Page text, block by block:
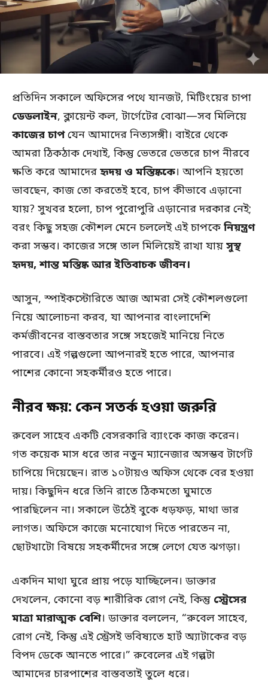
প্রতিদিন সকালে অফিসের পথে যানজট, মিটিংয়ের চাপা
ডেডলাইন, ক্লায়েন্ট কল, টার্গেটের বোঝা—সব মিলিয়ে
কাজের চাপযেন আমাদের নিত্যসঙ্গী। বাইরে থেকে
আমরা ঠিকঠাক দেখাই, কিন্তু ভেতরে ভেতরে চাপ নীরবে
ক্ষতি করে আমাদের হৃদয় ও মস্তিষ্ককে। আপনি হয়তো
ভাবছেন, কাজ তো করতেই হবে, চাপ কীভাবে এড়ানো
যায়? সুখবর হলো, চাপ পুরোপুরি এড়ানোর দরকার নেই;
বরং কিছু সহজ কৌশল মেনে চললেই এই চাপকে নিয়ন্ত্রণ
করা সম্ভব। কাজের সঙ্গে তাল মিলিয়েই রাখা যায় সুস্থ
হৃদয়, শান্ত মস্তিষ্ক আর ইতিবাচক জীবন।
আসুন, স্পাইকস্টোরিতে আজ আমরা সেই কৌশলগুলো
নিয়ে আলোচনা করব, যা আপনার বাংলাদেশি
কর্মজীবনের বাস্তবতার সঙ্গে সহজেই মানিয়ে নিতে
পারবে। এই গল্পগুলো আপনারই হতে পারে, আপনার
পাশের কোনো সহকর্মীরও হতে পারে।
নীরব ক্ষয়: কেন সতর্ক হওয়া জরুরি
রুবেল সাহেব একটি বেসরকারি ব্যাংকে কাজ করেন।
গত কয়েক মাস ধরে তার নতুন ম্যানেজার অসম্ভব টার্গেট
চাপিয়ে দিয়েছেন। রাত ১০টায়ও অফিস থেকে বের হওয়া
দায়। কিছুদিন ধরে তিনি রাতে ঠিকমতো ঘুমাতে
পারছিলেন না। সকালে উঠেই বুকে ধড়ফড়, মাথা ভার
লাগত। অফিসে কাজে মনোযোগ দিতে পারতেন না,
ছোটখাটো বিষয়ে সহকর্মীদের সঙ্গে লেগে যেত ঝগড়া।
একদিন মাথা ঘুরে প্রায় পড়ে যাচ্ছিলেন। ডাক্তার
দেখলেন, কোনো বড় শারীরিক রোগ নেই, কিন্তু স্ট্রেসের
মাত্রা মারাত্মক বেশি। ডাক্তার বললেন, “রুবেল সাহেব,
রোগ নেই, কিন্তু এই স্ট্রেসই ভবিষ্যতে হার্ট অ্যাটাকের বড়
বিপদ ডেকে আনতে পারে।” রুবেলের এই গল্পটা
আমাদের চারপাশের বাস্তবতাই তুলে ধরে।